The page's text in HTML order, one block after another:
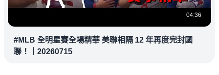
04:36
#MLB 全明星賽全場精華 美聯相隔 12 年再度完封國
聯！｜20260715